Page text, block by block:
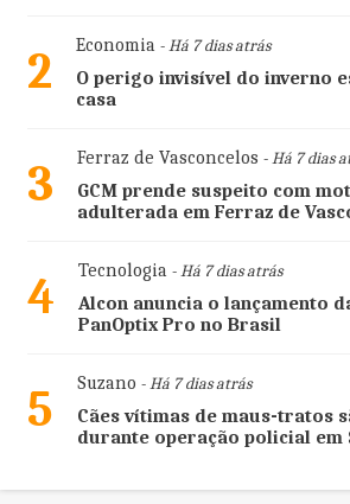
2 Economia- Há 7 dias atrás
O perigo invisível do inverno
casa
3 Ferraz de Vasconcelos - Há 7 dias
GCM prende suspeito com
adulterada em Ferraz de
4 Tecnologia- Há 7 dias atrás
Alcon anuncia o lançamento
PanOptix Pro no Brasil
5 Suzano - Há 7 dias atrás
Cães vítimas de maus-tratos
durante operação policial em